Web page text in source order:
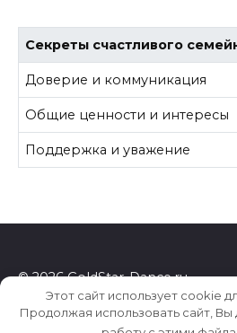
Секреты счастливого
Доверие и коммуникация
Общие ценности и интересы
Поддержка и уважение
© 2026 GoldStar-Dance.ru
Этот сайт использует cookie
Продолжая использовать сайт, Вы